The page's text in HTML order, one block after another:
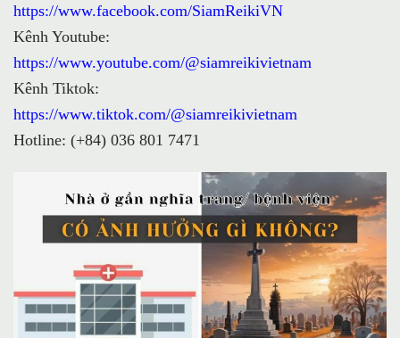
https://www.facebook.com/SiamReikiVN
Kênh Youtube:
https://www.youtube.com/@siamreikivietnam
Kênh Tiktok:
https://www.tiktok.com/@siamreikivietnam
Hotline: (+84) 036 801 7471